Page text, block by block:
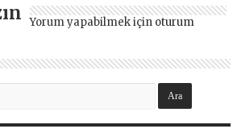
Yorum yapabilmek için oturum